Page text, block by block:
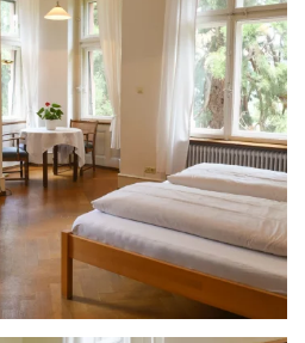
ANSEHEN